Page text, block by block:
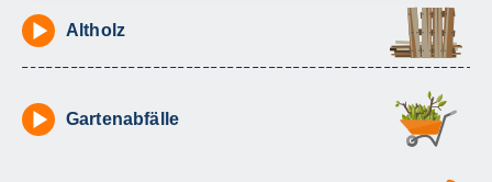
Altholz
Gartenabfälle